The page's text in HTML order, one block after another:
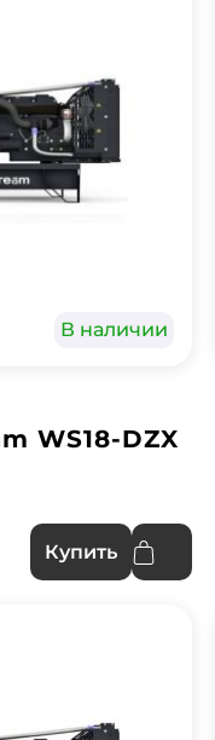
В наличии
WS18-DZX
Купить